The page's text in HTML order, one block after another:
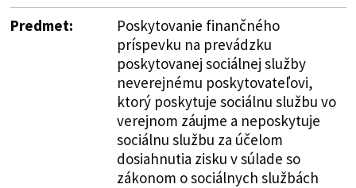
Predmet:
Poskytovanie finančného
príspevku na prevádzku
poskytovanej sociálnej služby
neverejnému poskytovateľovi,
ktorý poskytuje sociálnu službu vo
verejnom záujme a neposkytuje
sociálnu službu za účelom
dosiahnutia zisku v súlade so
zákonom o sociálnych službách